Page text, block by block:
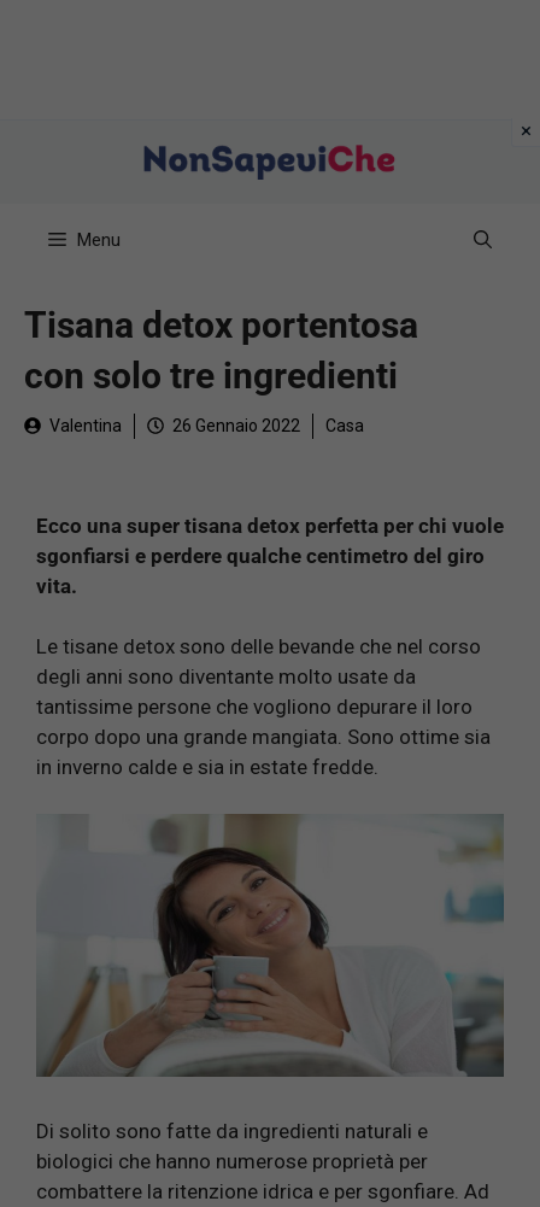
Menu
Tisana detox portentosa
con solo tre ingredienti
Valentina 26 Gennaio 2022 Casa
Ecco una super tisana detox perfetta per chi vuole
sgonfiarsi e perdere qualche centimetro del giro
vita.
Le tisane detox sono delle bevande che nel corso
degli anni sono diventante molto usate da
tantissime persone che vogliono depurare il loro
corpo dopo una grande mangiata. Sono ottime sia
in inverno calde e sia in estate fredde.
Di solito sono fatte da ingredienti naturali e
biologici che hanno numerose proprietà per
combattere la ritenzione idrica e per sgonfiare. Ad